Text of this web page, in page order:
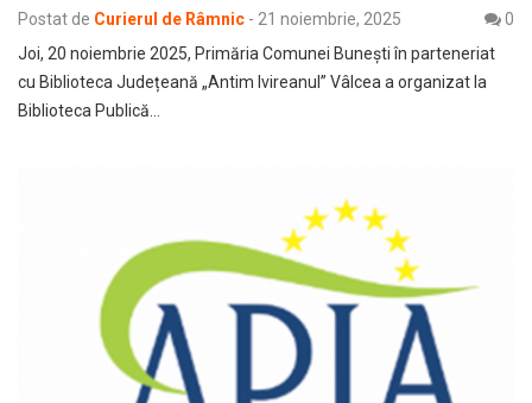
Postat de Curierul de Râmnic - 21 noiembrie, 2025
0
Joi, 20 noiembrie 2025, Primăria Comunei Bunești în parteneriat
cu Biblioteca Județeană „Antim Ivireanul” Vâlcea a organizat la
Biblioteca Publică…